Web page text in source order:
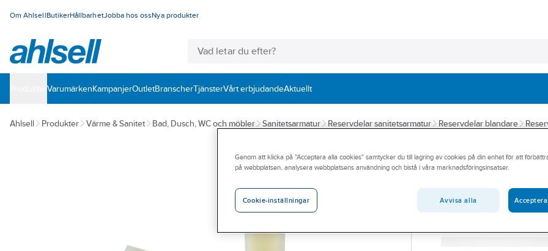
Om AhlsellButikerHållbarhetJobba hos ossNya produkter
VarumärkenKampanjerOutletBranscherTjänsterVårt erbjudandeAktuellt
Ahlsell Produkter Värme & Sanitet Bad, Dusch, WC och möbler Sanitetsarmatur Reservdelar sanitetsarmatur Reservdelar blandare
A-COLLECTION
Insats till
INSATS 40MM TVST.BL
Artikelnummer: 8386101
Genom att klicka på "Acceptera alla cookies" samtycker du till lagring av cookies på din enhet för att
på webbplatsen, analysera webbplatsens användning och bistå i våra marknadsföringsinsatser.
Cookie-inställningar Avvisa alla